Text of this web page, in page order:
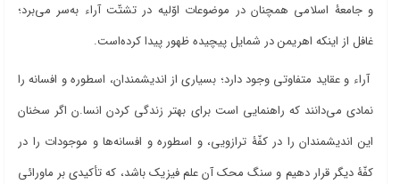
و جامعۀ اسلامی همچنان در موضوعات اوّلیه در تشتّت آراء بهسر میبرد؛
غافل از اینکه اهریمن در شمایل پیچیده ظهور پیدا کردهاست.
آراء و عقاید متفاوتی وجود دارد؛ بسیاری از اندیشمندان، اسطوره و افسانه را
نمادی میدانند که راهنمایی است برای بهتر زندگی کردن انسا.ن اگر سخنان
این اندیشمندان را در کفّۀ ترازویی، و اسطوره و افسانهها و موجودات را در
کفّۀ دیگر قرار دهیم و سنگ محک آن علم فیزیک باشد، که تأکیدی بر ماورائی